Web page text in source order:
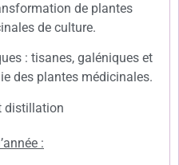
de plantes
de culture.
: tisanes, galéniques et
des plantes médicinales.
distillation
: